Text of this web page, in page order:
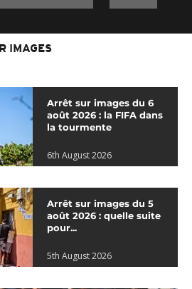
IMAGES
Arrêt sur images du 6
août 2026 : la FIFA dans
la tourmente
6th August 2026
Arrêt sur images du 5
août 2026 : quelle suite
pour...
5th August 2026